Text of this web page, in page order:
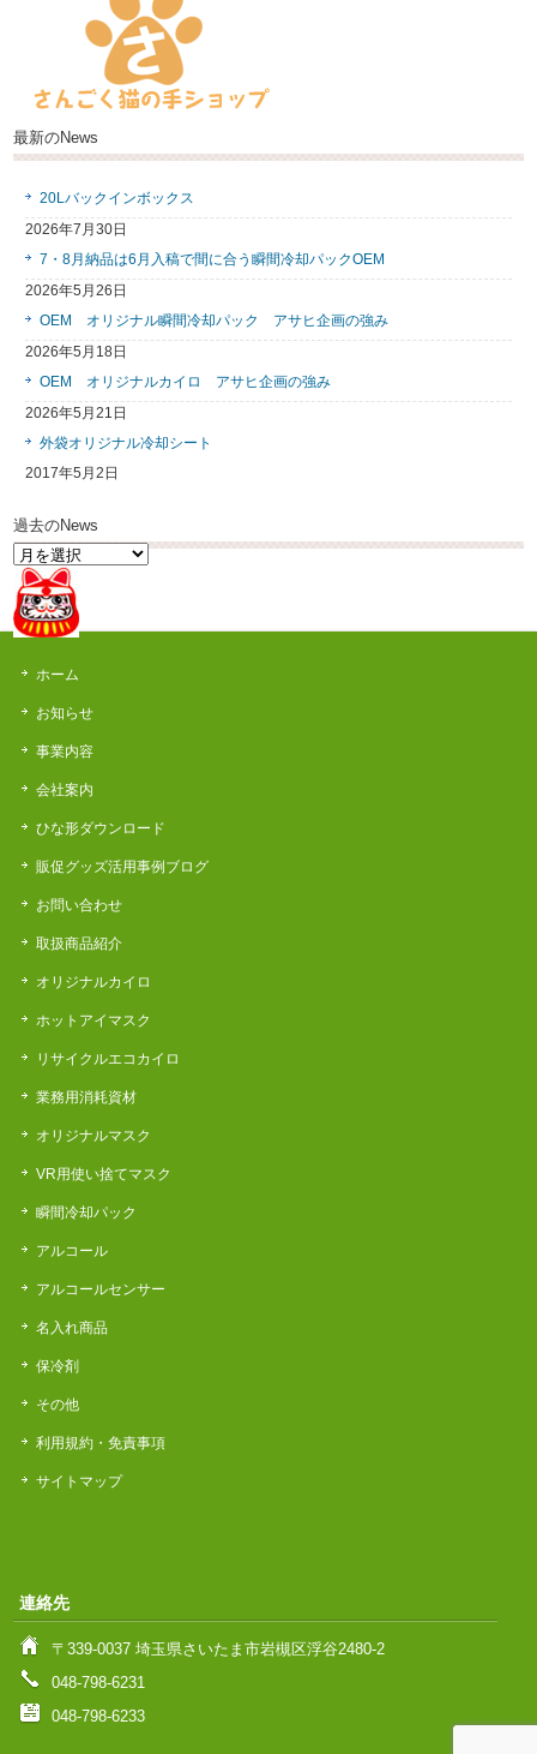
最新のNews
20Lバックインボックス
2026年7月30日
7・8月納品は6月入稿で間に合う瞬間冷却パックOEM
2026年5月26日
OEM オリジナル瞬間冷却パック アサヒ企画の強み
2026年5月18日
OEM オリジナルカイロ アサヒ企画の強み
2026年5月21日
外袋オリジナル冷却シート
2017年5月2日
過去のNews
過
去
の
News
ホーム
お知らせ
事業内容
会社案内
ひな形ダウンロード
販促グッズ活用事例ブログ
お問い合わせ
取扱商品紹介
オリジナルカイロ
ホットアイマスク
リサイクルエコカイロ
業務用消耗資材
オリジナルマスク
VR用使い捨てマスク
瞬間冷却パック
アルコール
アルコールセンサー
名入れ商品
保冷剤
その他
利用規約・免責事項
サイトマップ
連絡先
〒339-0037 埼玉県さいたま市岩槻区浮谷2480-2
048-798-6231
048-798-6233